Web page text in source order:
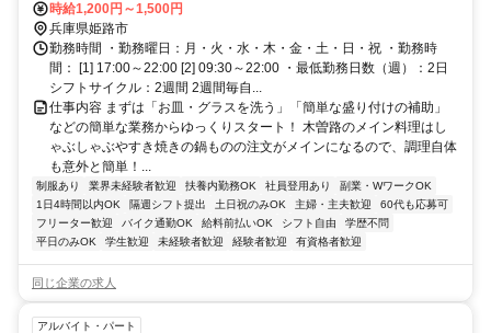
歩約12分、ＪＲ姫新線 姫路東口徒歩約21分 ＪＲ播但線京口駅 徒歩約
8分
時給1,200円～1,500円
兵庫県姫路市
勤務時間 ・勤務曜日：月・火・水・木・金・土・日・祝 ・勤務時
間： [1] 17:00～22:00 [2] 09:30～22:00 ・最低勤務日数（週）：2日
シフトサイクル：2週間 2週間毎自...
仕事内容 まずは「お皿・グラスを洗う」「簡単な盛り付けの補助」
などの簡単な業務からゆっくりスタート！ 木曽路のメイン料理はし
ゃぶしゃぶやすき焼きの鍋ものの注文がメインになるので、調理自体
も意外と簡単！...
制服あり 業界未経験者歓迎 扶養内勤務OK 社員登用あり
副業・WワークOK
1日4時間以内OK
隔週シフト提出 土日祝のみOK 主婦・主夫歓迎
60代も応募可
フリーター歓迎
バイク通勤OK 給料前払いOK シフト自由
学歴不問
平日のみOK
学生歓迎 未経験者歓迎 経験者歓迎 有資格者歓迎
同じ企業の求人
アルバイト・パート